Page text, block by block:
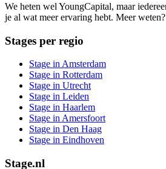
We heten wel YoungCapital, maar
je al wat meer ervaring hebt. Meer
Stages per regio
Stage in Amsterdam
Stage in Rotterdam
Stage in Utrecht
Stage in Leiden
Stage in Haarlem
Stage in Amersfoort
Stage in Den Haag
Stage in Eindhoven
Stage.nl